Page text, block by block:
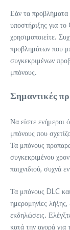
Εάν τα προβλήματα
υποστήριξης για
χρησιμοποιείτε.
προβλημάτων που
συγκεκριμένων
μπόνους.
Σημαντικές
Να είστε ενήμεροι
μπόνους που
Τα μπόνους
συγκεκριμένου
παιχνιδιού, συχνά
Τα μπόνους DLC
ημερομηνίες λήξης,
εκδηλώσεις.
κατά την αγορά για